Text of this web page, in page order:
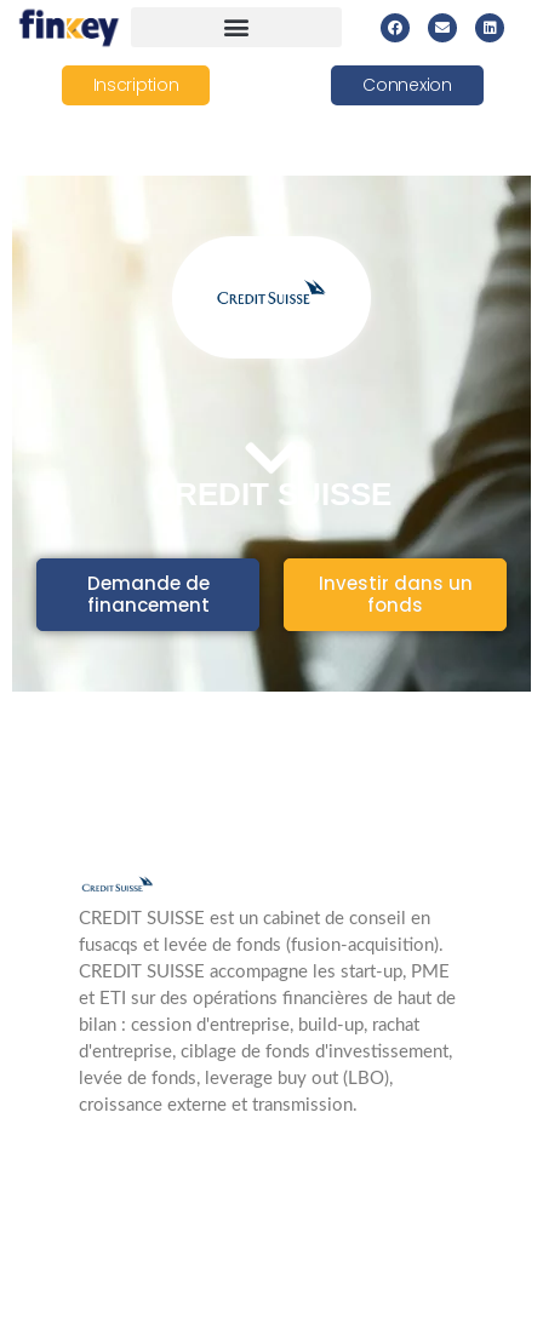
Inscription Connexion
CREDIT SUISSE
Demande de
financement
Investir dans un
fonds
CREDIT SUISSE est un cabinet de conseil en
fusacqs et levée de fonds (fusion-acquisition).
CREDIT SUISSE accompagne les start-up, PME
et ETI sur des opérations financières de haut de
bilan : cession d'entreprise, build-up, rachat
d'entreprise, ciblage de fonds d'investissement,
levée de fonds, leverage buy out (LBO),
croissance externe et transmission.